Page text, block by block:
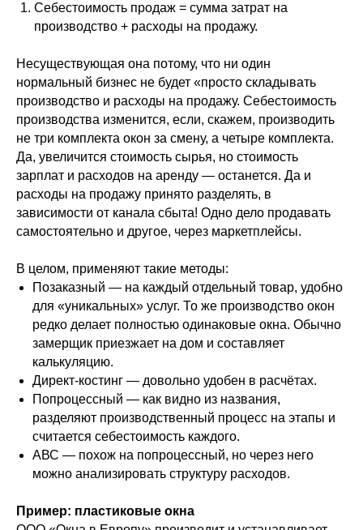
Себестоимость продаж = сумма затрат на
производство + расходы на продажу.
Несуществующая она потому, что ни один
нормальный бизнес не будет «просто складывать
производство и расходы на продажу. Себестоимость
производства изменится, если, скажем, производить
не три комплекта окон за смену, а четыре комплекта.
Да, увеличится стоимость сырья, но стоимость
зарплат и расходов на аренду — останется. Да и
расходы на продажу принято разделять, в
зависимости от канала сбыта! Одно дело продавать
самостоятельно и другое, через маркетплейсы.
В целом, применяют такие методы:
Позаказный — на каждый отдельный товар, удобно
для «уникальных» услуг. То же производство окон
редко делает полностью одинаковые окна. Обычно
замерщик приезжает на дом и составляет
калькуляцию.
Директ-костинг — довольно удобен в расчётах.
Попроцессный — как видно из названия,
разделяют производственный процесс на этапы и
считается себестоимость каждого.
АВС — похож на попроцессный, но через него
можно анализировать структуру расходов.
Пример: пластиковые окна